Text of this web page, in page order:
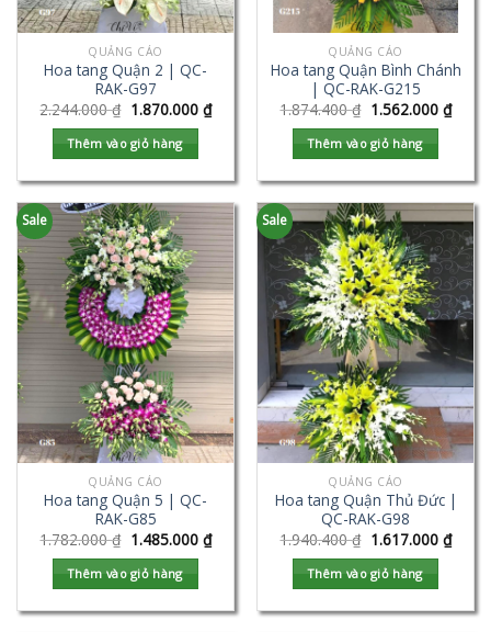
QUẢNG CÁO
Hoa tang Quận 2 | QC-
RAK-G97
2.244.000₫ 1.870.000 ₫
Thêm vào giỏ hàng
QUẢNG CÁO
Hoa tang Quận Bình Chánh
| QC-RAK-G215
1.874.400₫ 1.562.000 ₫
Thêm vào giỏ hàng
Sale
QUẢNG CÁO
Hoa tang Quận 5 | QC-
RAK-G85
1.782.000₫ 1.485.000 ₫
Thêm vào giỏ hàng
Sale
QUẢNG CÁO
Hoa tang Quận Thủ Đức |
QC-RAK-G98
1.940.400₫ 1.617.000 ₫
Thêm vào giỏ hàng